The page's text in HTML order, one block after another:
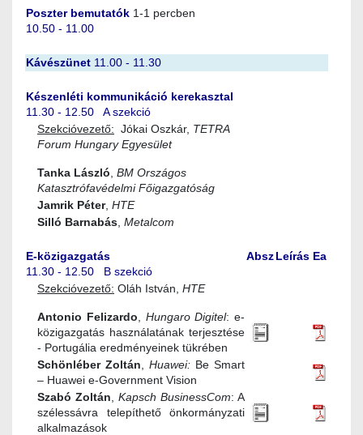
Poszter bemutatók 1-1 percben
10.50 - 11.00
Kávészünet 11.00 - 11.30
Készenléti kommunikáció kerekasztal
11.30 - 12.50 A szekció
Szekcióvezető: Jókai Oszkár, TETRA
Forum Hungary Egyesület
Tanka László BM Országos
Katasztrófavédelmi Főigazgatóság
Jamrik Péter, HTE
Silló Barnabás Metalcom
E-közigazgatás
11.30 - 12.50 B szekció
AbszLeírás Ea
Szekcióvezető: Oláh István, HTE
Antonio Felizardo Hungaro Digitel: e-
közigazgatás használatának terjesztése
- Portugália eredményeinek tükrében
Schönléber Zoltán
Huawei: Be Smart
– Huawei e-Government Vision
Szabó Zoltán
Kapsch BusinessCom: A
szélessávra telepíthető önkormányzati
alkalmazások